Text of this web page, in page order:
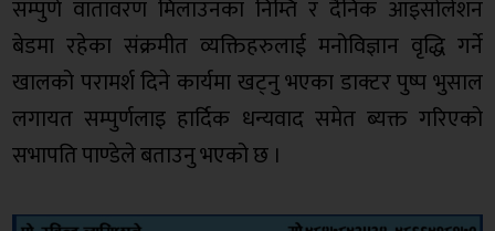
सम्पुर्ण वातावरण मिलाउनका निम्ति र दैनिक आइसोलेशन
बेडमा रहेका संक्रमीत व्यक्तिहरुलाई मनोविज्ञान वृद्धि गर्ने
खालको परामर्श दिने कार्यमा खट्नु भएका डाक्टर पुष्प भुसाल
लगायत सम्पुर्णलाइ हार्दिक धन्यवाद समेत ब्यक्त गरिएको
सभापति पाण्डेले बताउनु भएको छ ।